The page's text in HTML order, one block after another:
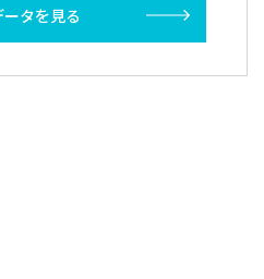
タを見る